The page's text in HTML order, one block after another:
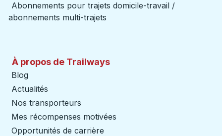
Abonnements pour trajets domicile-travail /
abonnements multi-trajets
À propos de Trailways
Blog
Actualités
Nos transporteurs
Mes récompenses motivées
Opportunités de carrière